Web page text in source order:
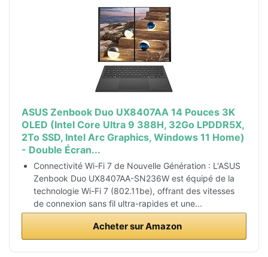
ASUS Zenbook Duo UX8407AA 14 Pouces 3K
OLED (Intel Core Ultra 9 388H, 32Go LPDDR5X,
2To SSD, Intel Arc Graphics, Windows 11 Home)
- Double Écran...
Connectivité Wi-Fi 7 de Nouvelle Génération : L'ASUS
Zenbook Duo UX8407AA-SN236W est équipé de la
technologie Wi-Fi 7 (802.11be), offrant des vitesses
de connexion sans fil ultra-rapides et une...
Acheter sur Amazon